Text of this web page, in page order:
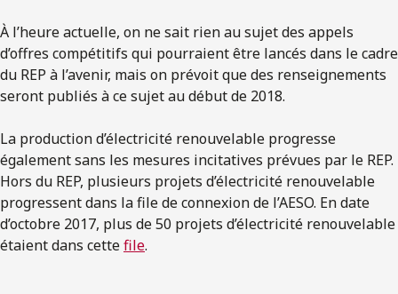
À l’heure actuelle, on ne sait rien au sujet des appels
d’offres compétitifs qui pourraient être lancés dans le cadre
du REP à l’avenir, mais on prévoit que des renseignements
seront publiés à ce sujet au début de 2018.
La production d’électricité renouvelable progresse
également sans les mesures incitatives prévues par le REP.
Hors du REP, plusieurs projets d’électricité renouvelable
progressent dans la file de connexion de l’AESO. En date
d’octobre 2017, plus de 50 projets d’électricité renouvelable
étaient dans cettefile.